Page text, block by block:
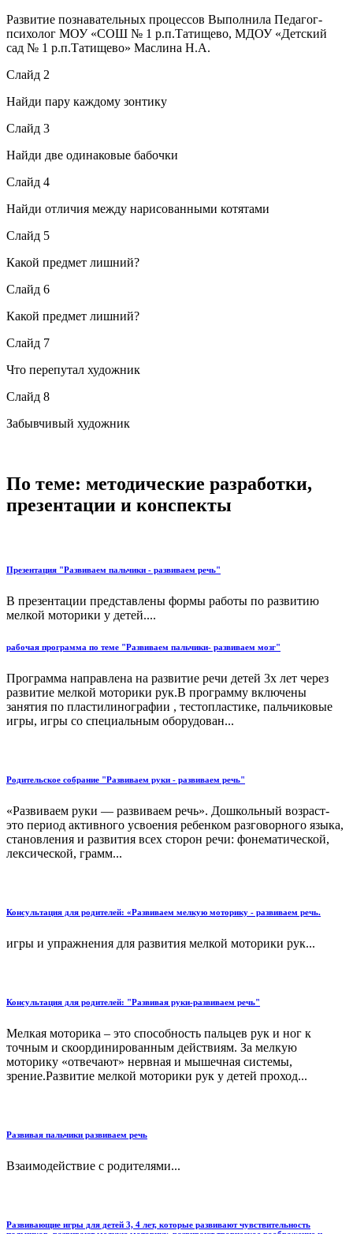
Развитие познавательных процессов Выполнила Педагог-
психолог МОУ «СОШ № 1 р.п.Татищево, МДОУ «Детский
сад № 1 р.п.Татищево» Маслина Н.А.
Слайд 2
Найди пару каждому зонтику
Слайд 3
Найди две одинаковые бабочки
Слайд 4
Найди отличия между нарисованными котятами
Слайд 5
Какой предмет лишний?
Слайд 6
Какой предмет лишний?
Слайд 7
Что перепутал художник
Слайд 8
Забывчивый художник
По теме: методические разработки,
презентации и конспекты
Презентация "Развиваем пальчики - развиваем речь"
В презентации представлены формы работы по развитию
мелкой моторики у детей....
рабочая программа по теме "Развиваем пальчики- развиваем мозг"
Программа направлена на развитие речи детей 3х лет через
развитие мелкой моторики рук.В программу включены
занятия по пластилинографии , тестопластике, пальчиковые
игры, игры со специальным оборудован...
Родительское собрание "Развиваем руки - развиваем речь"
«Развиваем руки — развиваем речь». Дошкольный возраст-
это период активного усвоения ребенком разговорного языка,
становления и развития всех сторон речи: фонематической,
лексической, грамм...
Консультация для родителей: «Развиваем мелкую моторику - развиваем речь.
игры и упражнения для развития мелкой моторики рук...
Консультация для родителей: "Развивая руки-развиваем речь"
Мелкая моторика – это способность пальцев рук и ног к
точным и скоординированным действиям. За мелкую
моторику «отвечают» нервная и мышечная системы,
зрение.Развитие мелкой моторики рук у детей проход...
Развивая пальчики развиваем речь
Взаимодействие с родителями...
Развивающие игры для детей 3, 4 лет, которые развивают чувствительность